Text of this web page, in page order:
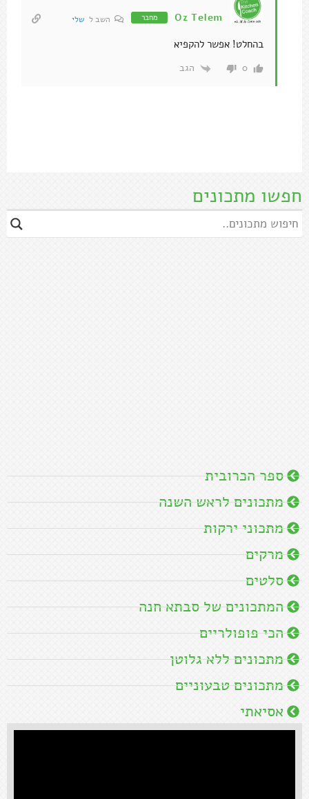
חפשו מתכונים
אסיאתי
מתכונים מומלצים
Oz Telem מחבר השב ל שלי
בהחלט! אפשר להקפיא
0 הגב